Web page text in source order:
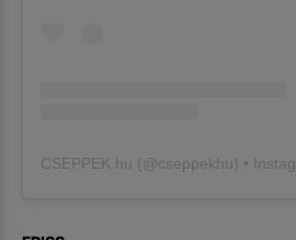
CSEPPEK.hu (@cseppekhu ) •